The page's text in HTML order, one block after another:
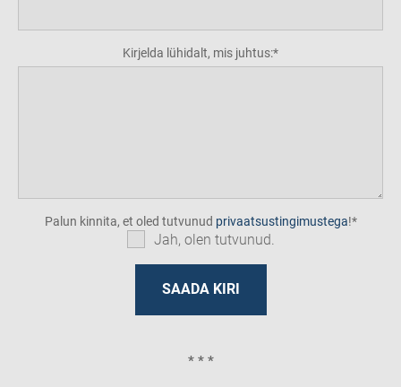
Kirjelda lühidalt, mis juhtus:
Palun kinnita, et oled tutvunud privaatsustingimustega!
Jah, olen tutvunud.
* * *